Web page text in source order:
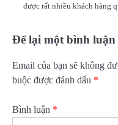
được rất nhiều khách hàng
Để lại một bình luận
Email của bạn sẽ không
buộc được đánh dấu *
Bình luận *